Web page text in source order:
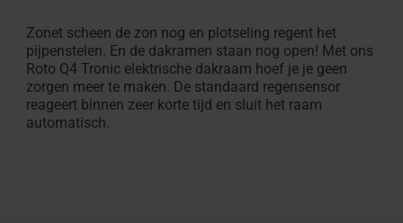
Zonet scheen de zon nog en plotseling regent het
pijpenstelen. En de dakramen staan nog open! Met ons
Roto Q4 Tronic elektrische dakraam hoef je je geen
zorgen meer te maken. De standaard regensensor
reageert binnen zeer korte tijd en sluit het raam
automatisch.